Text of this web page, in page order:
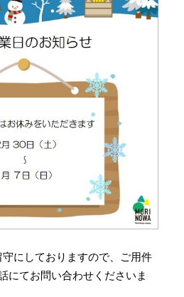
にしておりますので、ご用件
にてお問い合わせくださいま